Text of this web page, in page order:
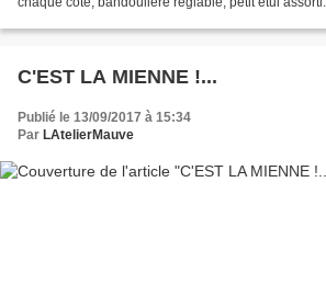
C'EST LA MIENNE !...
Publié le 13/09/2017 à 15:34
Par LAtelierMauve